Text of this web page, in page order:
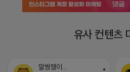
유사 컨텐츠